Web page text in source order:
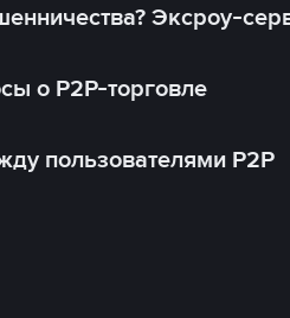
Эксроу-
о P2P-торговле
пользователями P2P